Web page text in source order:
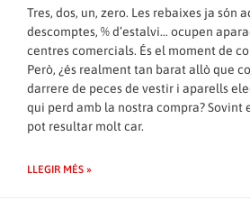
Tres, dos, un, zero. Les rebaixes ja són
descomptes, % d’estalvi… ocupen
centres comercials. És el moment de
Però, ¿és realment tan barat allò que
darrere de peces de vestir i aparells
qui perd amb la nostra compra? Sovint
pot resultar molt car.
LLEGIR MÉS »